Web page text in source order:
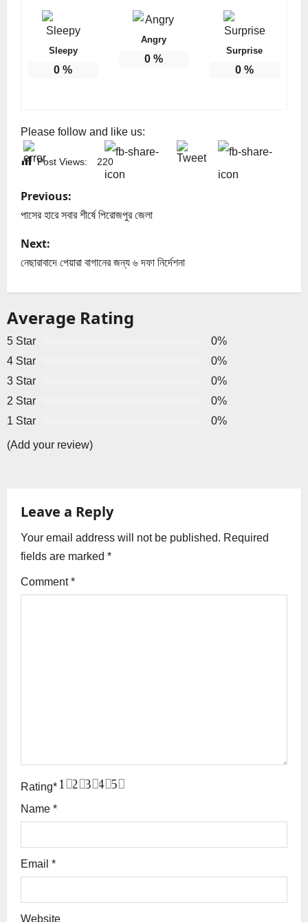
Sleepy
0 %
Angry
0 %
Surprise
0 %
Please follow and like us:
Post Views: 220
P
o
s
a
v
i
g
a
i
o
n
Previous:
পাসের হারে সবার শীর্ষে পিরোজপুর জেলা
Next:
নেছারাবাদে পেয়ারা বাগানের জন্য ৬ দফা নির্দেশনা
Average Rating
5 Star
0%
4 Star
0%
3 Star
0%
2 Star
0%
1 Star
0%
(Add your review)
Leave a Reply
Your email address will not be published. Required
fields are marked *
Comment*
Rating* 5
4
3
2
1
Name *
Email *
Website